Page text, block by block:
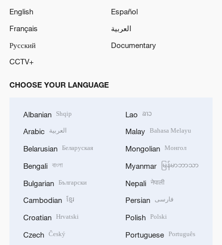
English
Español
Français
العربية
Русский
Documentary
CCTV+
CHOOSE YOUR LANGUAGE
Albanian Shqip
Arabic العربية
Belarusian Беларуская
Bengali বাংলা
Bulgarian Български
Cambodian ខ្មែរ
Croatian Hrvatski
Czech Český
Lao ລາວ
Malay Bahasa Melayu
Mongolian Монгол
Myanmar မြန်မာဘာသာ
Nepali नेपाली
Persian فارسی
Polish Polski
Portuguese Português